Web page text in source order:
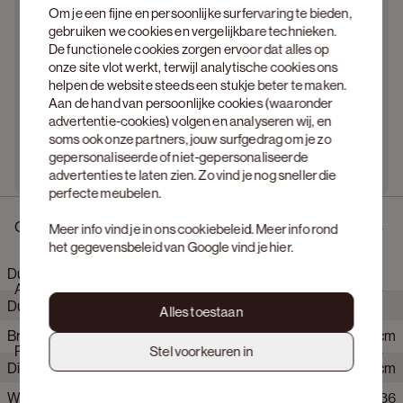
Om je een fijne en persoonlijke surfervaring te bieden,
gebruiken we cookies en vergelijkbare technieken.
De functionele cookies zorgen ervoor dat alles op
onze site vlot werkt, terwijl analytische cookies ons
helpen de website steeds een stukje beter te maken.
Aan de hand van persoonlijke cookies (waaronder
advertentie-cookies) volgen en analyseren wij, en
soms ook onze partners, jouw surfgedrag om je zo
gepersonaliseerde of niet-gepersonaliseerde
advertenties te laten zien. Zo vind je nog sneller die
perfecte meubelen.
Meer info vind je in onscookiebeleid. Meer info rond
het gegevensbeleid van Google vind jehier.
Alles toestaan
Stel voorkeuren in
Omschrijving
Duomo hoekzetel 3,5-zit in Volti stof Pearl
Duomo vertaalt royaal volume naar een gevoel van rust en
ontspanning. Losse kussens en een genereuze zitdiepte
nodigen uit tot wegzakken. De strakke belijning houdt het
silhouet helder en in balans, waardoor het geheel krachtig maar
ingetogen oogt. Het comfort voelt intuïtief en blijft aangenaam,
elke dag opnieuw. Modulair ontworpen en afgewerkt in
Afmetingen
Breedte
330 cm
Diepte
188 cm
Product eigenschappen
Webartikelnummer
114548+114441+114136